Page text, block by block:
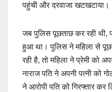
पहुंची और दरवाजा खटखटाया।
जब पुलिस पूछताछ कर रही थी,
हुआ था। पुलिस ने महिला से
रही है, तो महिला ने प्रेमी को
नाराज पति ने अपनी पत्नी को
ने आरोपी पति को गिरफ्तार कर